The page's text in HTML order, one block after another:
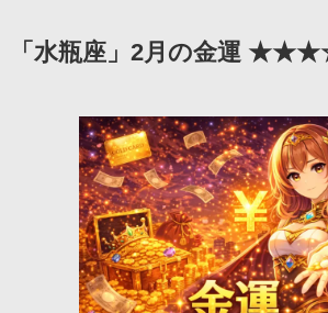
「水瓶座」2月の金運